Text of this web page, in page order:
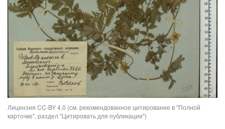
Лицензия CC-BY 4.0 (см. рекомендованное цитирование в "Полной
карточке", раздел "Цитировать для публикации")